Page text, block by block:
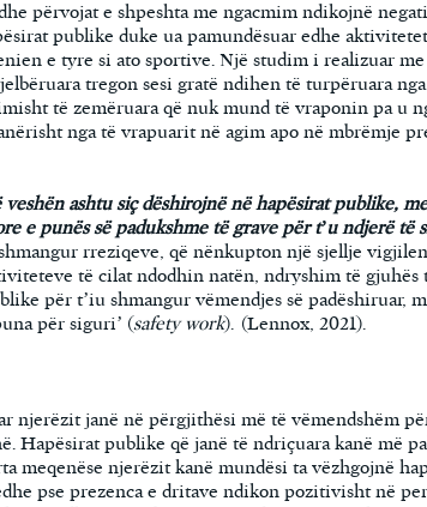
përvojat e shpeshta me ngacmim ndikojnë
publike duke ua pamundësuar edhe
e tyre si ato sportive. Një studim i realizuar
tregon sesi gratë ndihen të turpëruara
të zemëruara që nuk mund të vraponin pa u
nga të vrapuarit në agim apo në mbrëmje
ashtu siç dëshirojnë në hapësirat publike,
e punës së padukshme të grave për t’u ndjerë të
rreziqeve, që nënkupton një sjellje
të cilat ndodhin natën, ndryshim të
për t’iu shmangur vëmendjes së padëshiruar,
për siguri’ (safety work). (Lennox, 2021).
njerëzit janë në përgjithësi më të vëmendshëm
Hapësirat publike që janë të ndriçuara kanë më
meqenëse njerëzit kanë mundësi ta vëzhgojnë
pse prezenca e dritave ndikon pozitivisht në